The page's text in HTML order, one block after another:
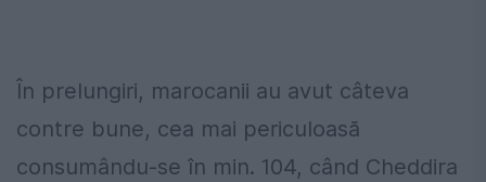
În prelungiri, marocanii au avut câteva
contre bune, cea mai periculoasă
consumându-se în min. 104, când Cheddira